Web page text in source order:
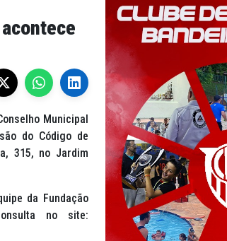
Municipal
do Código de
315, no Jardim
da Fundação
no site: